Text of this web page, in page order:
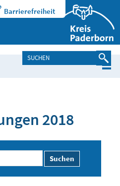
Barrierefreiheit
2018
Suchen